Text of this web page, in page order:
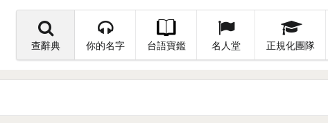
查辭典 你的名字 台語寶鑑 名人堂 正規化團隊